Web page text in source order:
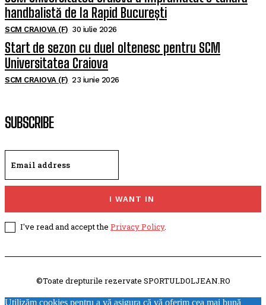
handbalistă de la Rapid București
SCM CRAIOVA (F) 30 iulie 2026
Start de sezon cu duel oltenesc pentru SCM
Universitatea Craiova
SCM CRAIOVA (F) 23 iunie 2026
SUBSCRIBE
I WANT IN
I've read and accept the Privacy Policy.
©Toate drepturile rezervate SPORTULDOLJEAN.RO
Utilizăm cookies pentru a vă asigura că vă oferim cea mai bună